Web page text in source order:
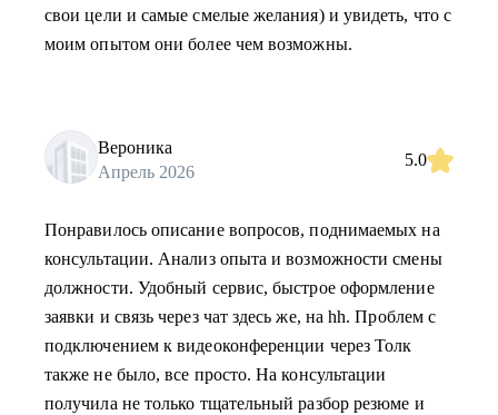
свои цели и самые смелые желания) и увидеть, что с
моим опытом они более чем возможны.
Вероника
Апрель 2026
5.0
Понравилось описание вопросов, поднимаемых на
консультации. Анализ опыта и возможности смены
должности. Удобный сервис, быстрое оформление
заявки и связь через чат здесь же, на hh. Проблем с
подключением к видеоконференции через Толк
также не было, все просто. На консультации
получила не только тщательный разбор резюме и